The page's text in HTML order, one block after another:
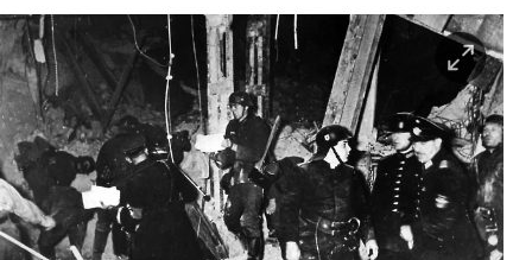
sport
berlin
nord
wahrheit